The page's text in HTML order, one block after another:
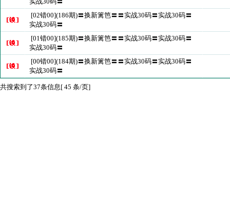
[02错00](186期)〓换新篱笆〓〓实战30码〓实战30码〓
实战30码〓
[01错00](185期)〓换新篱笆〓〓实战30码〓实战30码〓
实战30码〓
[00错00](184期)〓换新篱笆〓〓实战30码〓实战30码〓
实战30码〓
共搜索到了37条信息[ 45 条/页]